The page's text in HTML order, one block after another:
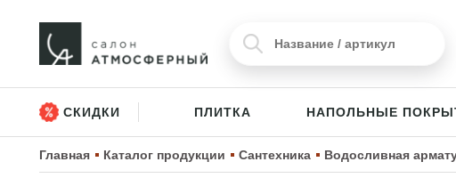
СКИДКИ ПЛИТКА НАПОЛЬНЫЕ
Главная Каталог продукции Сантехника Водосливная